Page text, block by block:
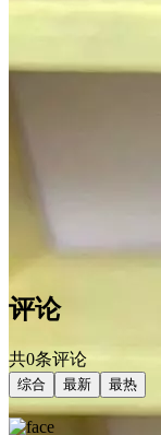
评论
共0条评论
综合 最新 最热